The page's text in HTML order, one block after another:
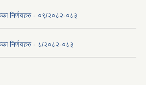
निर्णयहरु - ०९/२०८२-०८३
निर्णयहरु - ८/२०८२-०८३